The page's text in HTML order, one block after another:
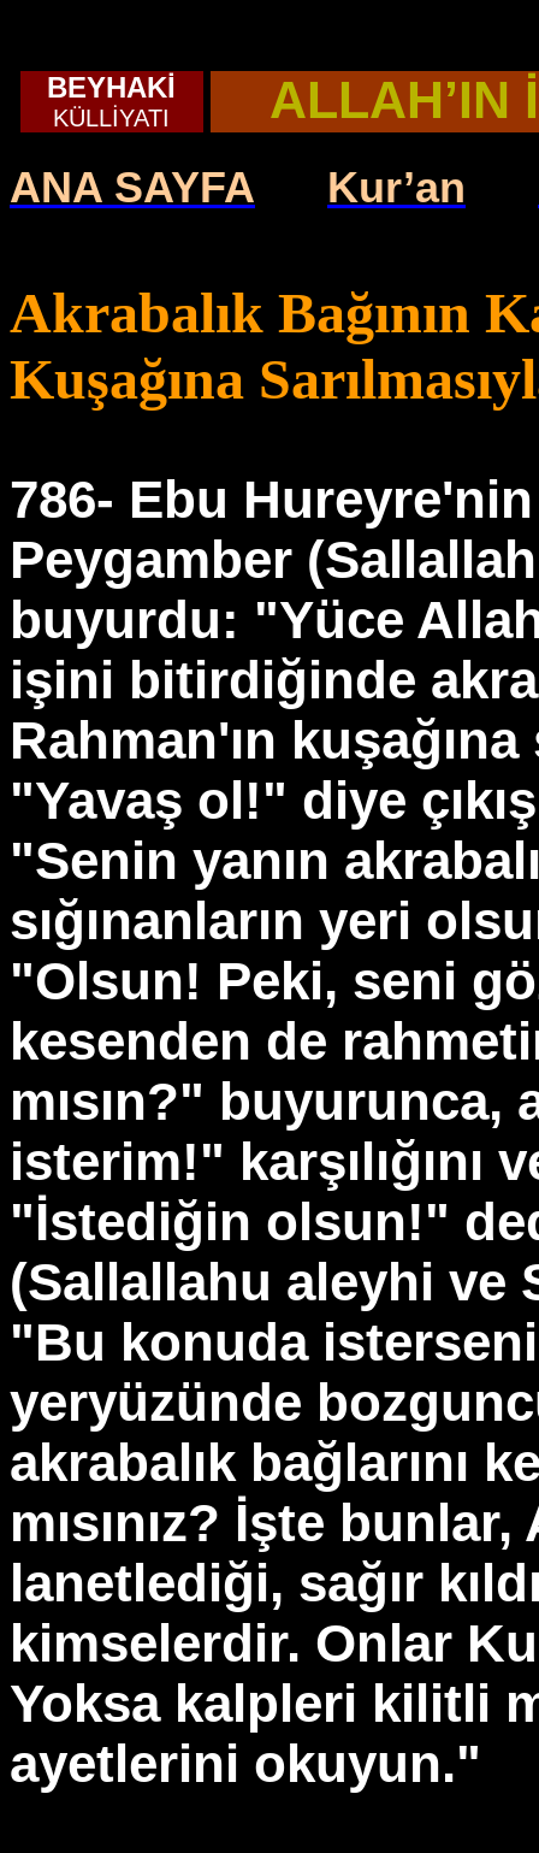
BEYHAKİ
KÜLLİYATI ALLAH’IN
ANA SAYFA Kur’an
Akrabalık Bağının
Kuşağına
786- Ebu
Peygamber
buyurdu: "Yüce
işini bitirdiğinde
Rahman'ın
"Yavaş ol!" diye
"Senin yanın
sığınanların yeri
"Olsun! Peki, seni
kesenden de
mısın?" buyurunca,
isterim!" karşılığını
"İstediğin olsun!"
(Sallallahu aleyhi ve
"Bu konuda
yeryüzünde
akrabalık bağlarını
mısınız? İşte
lanetlediği, sağır
kimselerdir. Onlar
Yoksa kalpleri kilitli
ayetlerini okuyun."